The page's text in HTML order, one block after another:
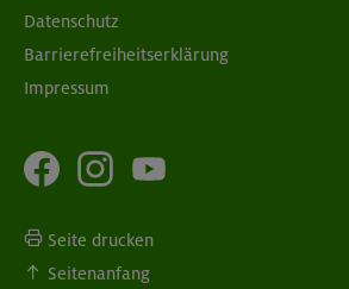
Datenschutz
Barrierefreiheitserklärung
Impressum
Seite drucken
Seitenanfang